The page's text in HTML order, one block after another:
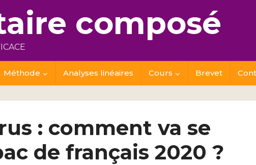
composé
Méthode Analyses linéaires Cours Brevet
: comment va se
de français 2020 ?